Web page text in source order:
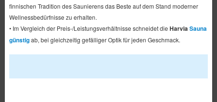
finnischen Tradition des Saunierens das Beste auf dem Stand moderner
Wellnessbedürfnisse zu erhalten.
• Im Vergleich der Preis-/Leistungsverhältnisse schneidet die HarviaSauna
günstigab, bei gleichzeitig gefälliger Optik für jeden Geschmack.